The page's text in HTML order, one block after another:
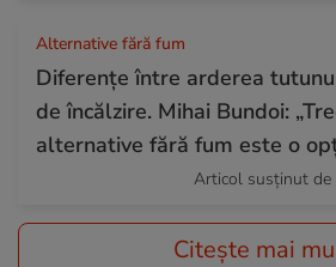
Alternative fără fum
Diferențe între arderea
de încălzire. Mihai Bundoi:
alternative fără fum este o
Articol susținut de
Citește mai